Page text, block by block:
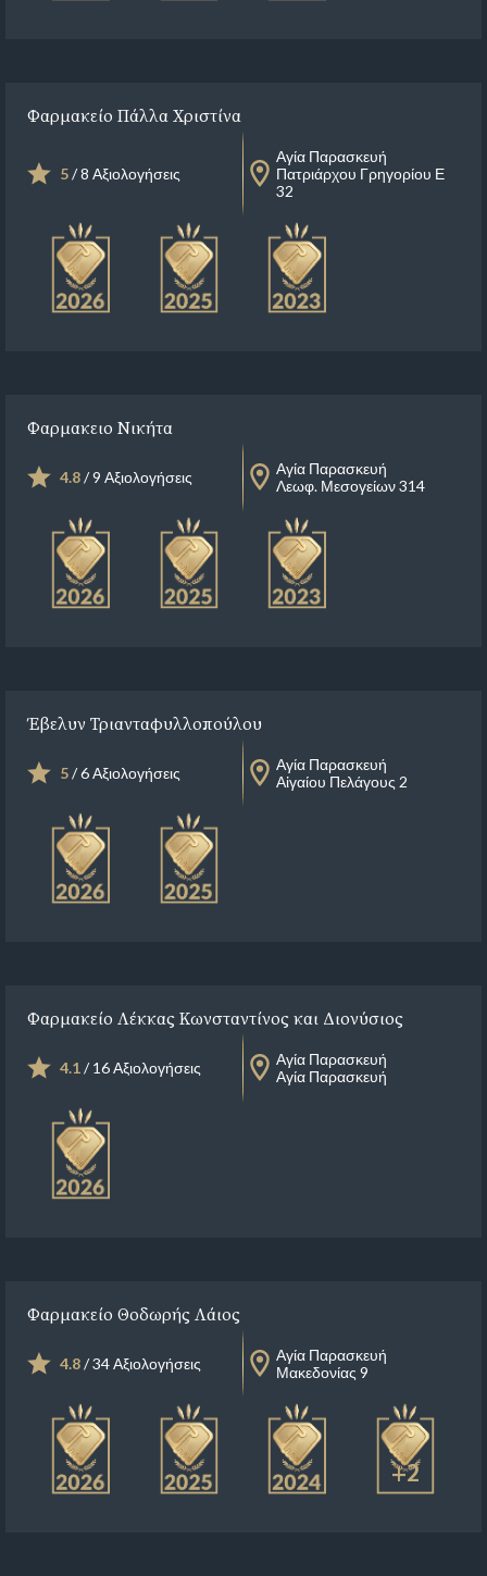
Φαρμακείο Πάλλα Χριστίνα
5/ 8 Αξιολογήσεις
Αγία Παρασκευή
Πατριάρχου Γρηγορίου Ε
32
Φαρμακειο Νικήτα
4.8/ 9 Αξιολογήσεις
Αγία Παρασκευή
Λεωφ. Μεσογείων 314
Έβελυν Τριανταφυλλοπούλου
5/ 6 Αξιολογήσεις
Αγία Παρασκευή
Αἰγαίου Πελάγους 2
Φαρμακείο Λέκκας Κωνσταντίνος και Διονύσιος
4.1/ 16 Αξιολογήσεις
Αγία Παρασκευή
Αγία Παρασκευή
Φαρμακείο Θοδωρής Λάιος
4.8/ 34 Αξιολογήσεις
Αγία Παρασκευή
Μακεδονίας 9
+2